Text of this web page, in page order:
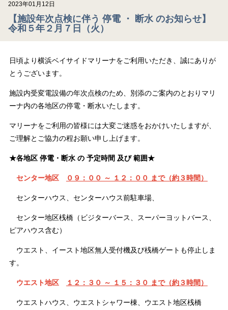
オーナー利用
2023年01月12日
【施設年次点検に伴う 停電 ・ 断水 のお知らせ】
令和５年２月７日（火）
日頃より横浜ベイサイドマリーナをご利用いただき、誠にありが
とうございます。
施設内受変電設備の年次点検のため、別添のご案内のとおりマリ
ーナ内の各地区の停電・断水いたします。
マリーナをご利用の皆様には大変ご迷惑をおかけいたしますが、
ご理解とご協力の程お願い申し上げます。
★各地区 停電・断水 の 予定時間 及び 範囲★
センター地区 ０９：００ ～ １２：００ まで（約３時間）
センターハウス、センターハウス前駐車場、
センター地区桟橋（ビジターバース、スーパーヨットバース、
ピアハウス含む）
ウエスト、イースト地区無人受付機及び桟橋ゲートも停止しま
す。
ウエスト地区 １２：３０ ～ １５：３０ まで（約３時間）
ウエストハウス、ウエストシャワー棟、ウエスト地区桟橋